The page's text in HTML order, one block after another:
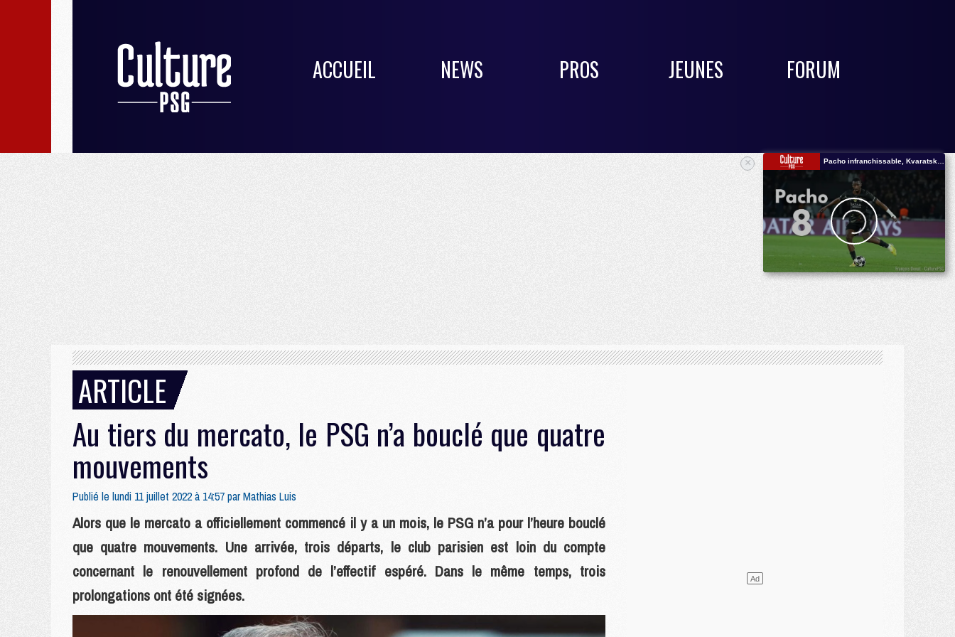
ACCUEIL NEWS PROS JEUNES FORUM
ARTICLE
Au tiers du mercato, le PSG n’a bouclé que quatre
mouvements
Publié le lundi 11 juillet 2022 à 14:57 parMathias Luis
Alors que le mercato a officiellement commencé il y a un mois, le PSG n’a pour l’heure bouclé
que quatre mouvements. Une arrivée, trois départs, le club parisien est loin du compte
concernant le renouvellement profond de l’effectif espéré. Dans le même temps, trois
prolongations ont été signées.
×